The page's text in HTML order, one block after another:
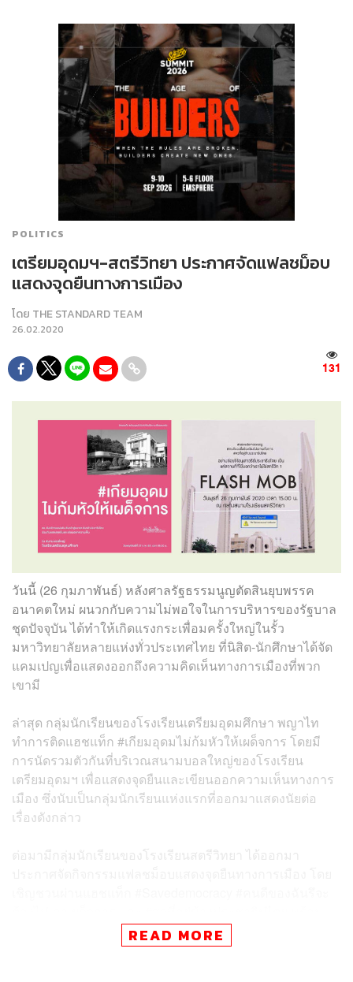
POLITICS
เตรียมอุดมฯ-สตรีวิทยา ประกาศจัดแฟลชม็อบ
แสดงจุดยืนทางการเมือง
โดย THE STANDARD TEAM
26.02.2020
131
วันนี้ (26 กุมภาพันธ์) หลังศาลรัฐธรรมนูญตัดสินยุบพรรค
อนาคตใหม่ ผนวกกับความไม่พอใจในการบริหารของรัฐบาล
ชุดปัจจุบัน ได้ทำให้เกิดแรงกระเพื่อมครั้งใหญ่ในรั้ว
มหาวิทยาลัยหลายแห่งทั่วประเทศไทย ที่นิสิต-นักศึกษาได้จัด
แคมเปญเพื่อแสดงออกถึงความคิดเห็นทางการเมืองที่พวก
เขามี
ล่าสุด กลุ่มนักเรียนของโรงเรียนเตรียมอุดมศึกษา พญาไท
ทำการติดแฮชแท็ก #เกียมอุดมไม่ก้มหัวให้เผด็จการ โดยมี
การนัดรวมตัวกันที่บริเวณสนามบอลใหญ่ของโรงเรียน
เตรียมอุดมฯ เพื่อแสดงจุดยืนและเขียนออกความเห็นทางการ
เมือง ซึ่งนับเป็นกลุ่มนักเรียนแห่งแรกที่ออกมาแสดงนัยต่อ
เรื่องดังกล่าว
ต่อมามีกลุ่มนักเรียนของโรงเรียนสตรีวิทยา ได้ออกมา
ข้อความระบุว่า อย่าปล่อยให้อนุสาวรีย์ประชาธิปไตย เป็นแค่
สถานที่ที่ใช้บอกว่าเราไม่ใช่สตรีวิท 1
READ MORE